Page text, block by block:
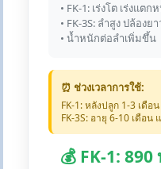
• FK-1: เร่งโต เร่งแต
• FK-3S: ลำสูง ปล้องย
• น้ำหนักต่อลำเพิ่มขึ้น
⏰ ช่วงเวลาการใช้:
FK-1: หลังปลูก 1-3 เดือ
FK-3S: อายุ 6-10 เดือน
💰 FK-1: